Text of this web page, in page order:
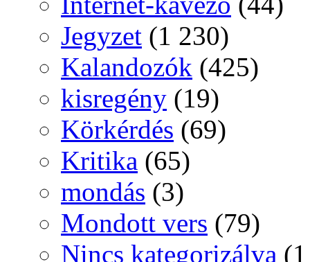
Jegyzet (1 230)
Kalandozók (425)
kisregény (19)
Körkérdés (69)
Kritika (65)
mondás (3)
Mondott vers (79)
Nincs kategorizálva